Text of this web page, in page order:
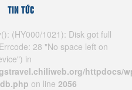
Tin tức
(HY000/1021): Disk got full
28 "No space left on
in
httpdocs/
on line 2056